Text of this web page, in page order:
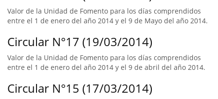
Valor de la Unidad de Fomento para los días comprendidos
entre el 1 de enero del año 2014 y el 9 de Mayo del año 2014.
Circular N°17 (19/03/2014)
Valor de la Unidad de Fomento para los días comprendidos
entre el 1 de enero del año 2014 y el 9 de abril del año 2014.
Circular N°15 (17/03/2014)